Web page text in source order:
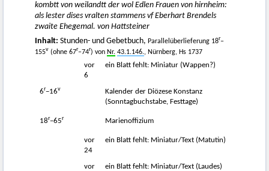
kombtt von weilandtt der wol Edlen Frauen von hirnheim:
als lester dises vralten stammens vf Eberhart Brendels
zwaite Ehegemal. von Hattsteiner
Inhalt: Stunden- und Gebetbuch, Parallelüberlieferung 18r–
155v (ohne 67r–74r) von Nr. 43.1.146., Nürnberg, Hs 1737
vor
6
ein Blatt fehlt: Miniatur (Wappen?)
6r−16v
Kalender der Diözese Konstanz
(Sonntagbuchstabe, Festtage)
18r−65r Marienoffizium
vor
24
ein Blatt fehlt: Miniatur/Text (Matutin)
vor
ein Blatt fehlt: Miniatur/Text (Laudes)